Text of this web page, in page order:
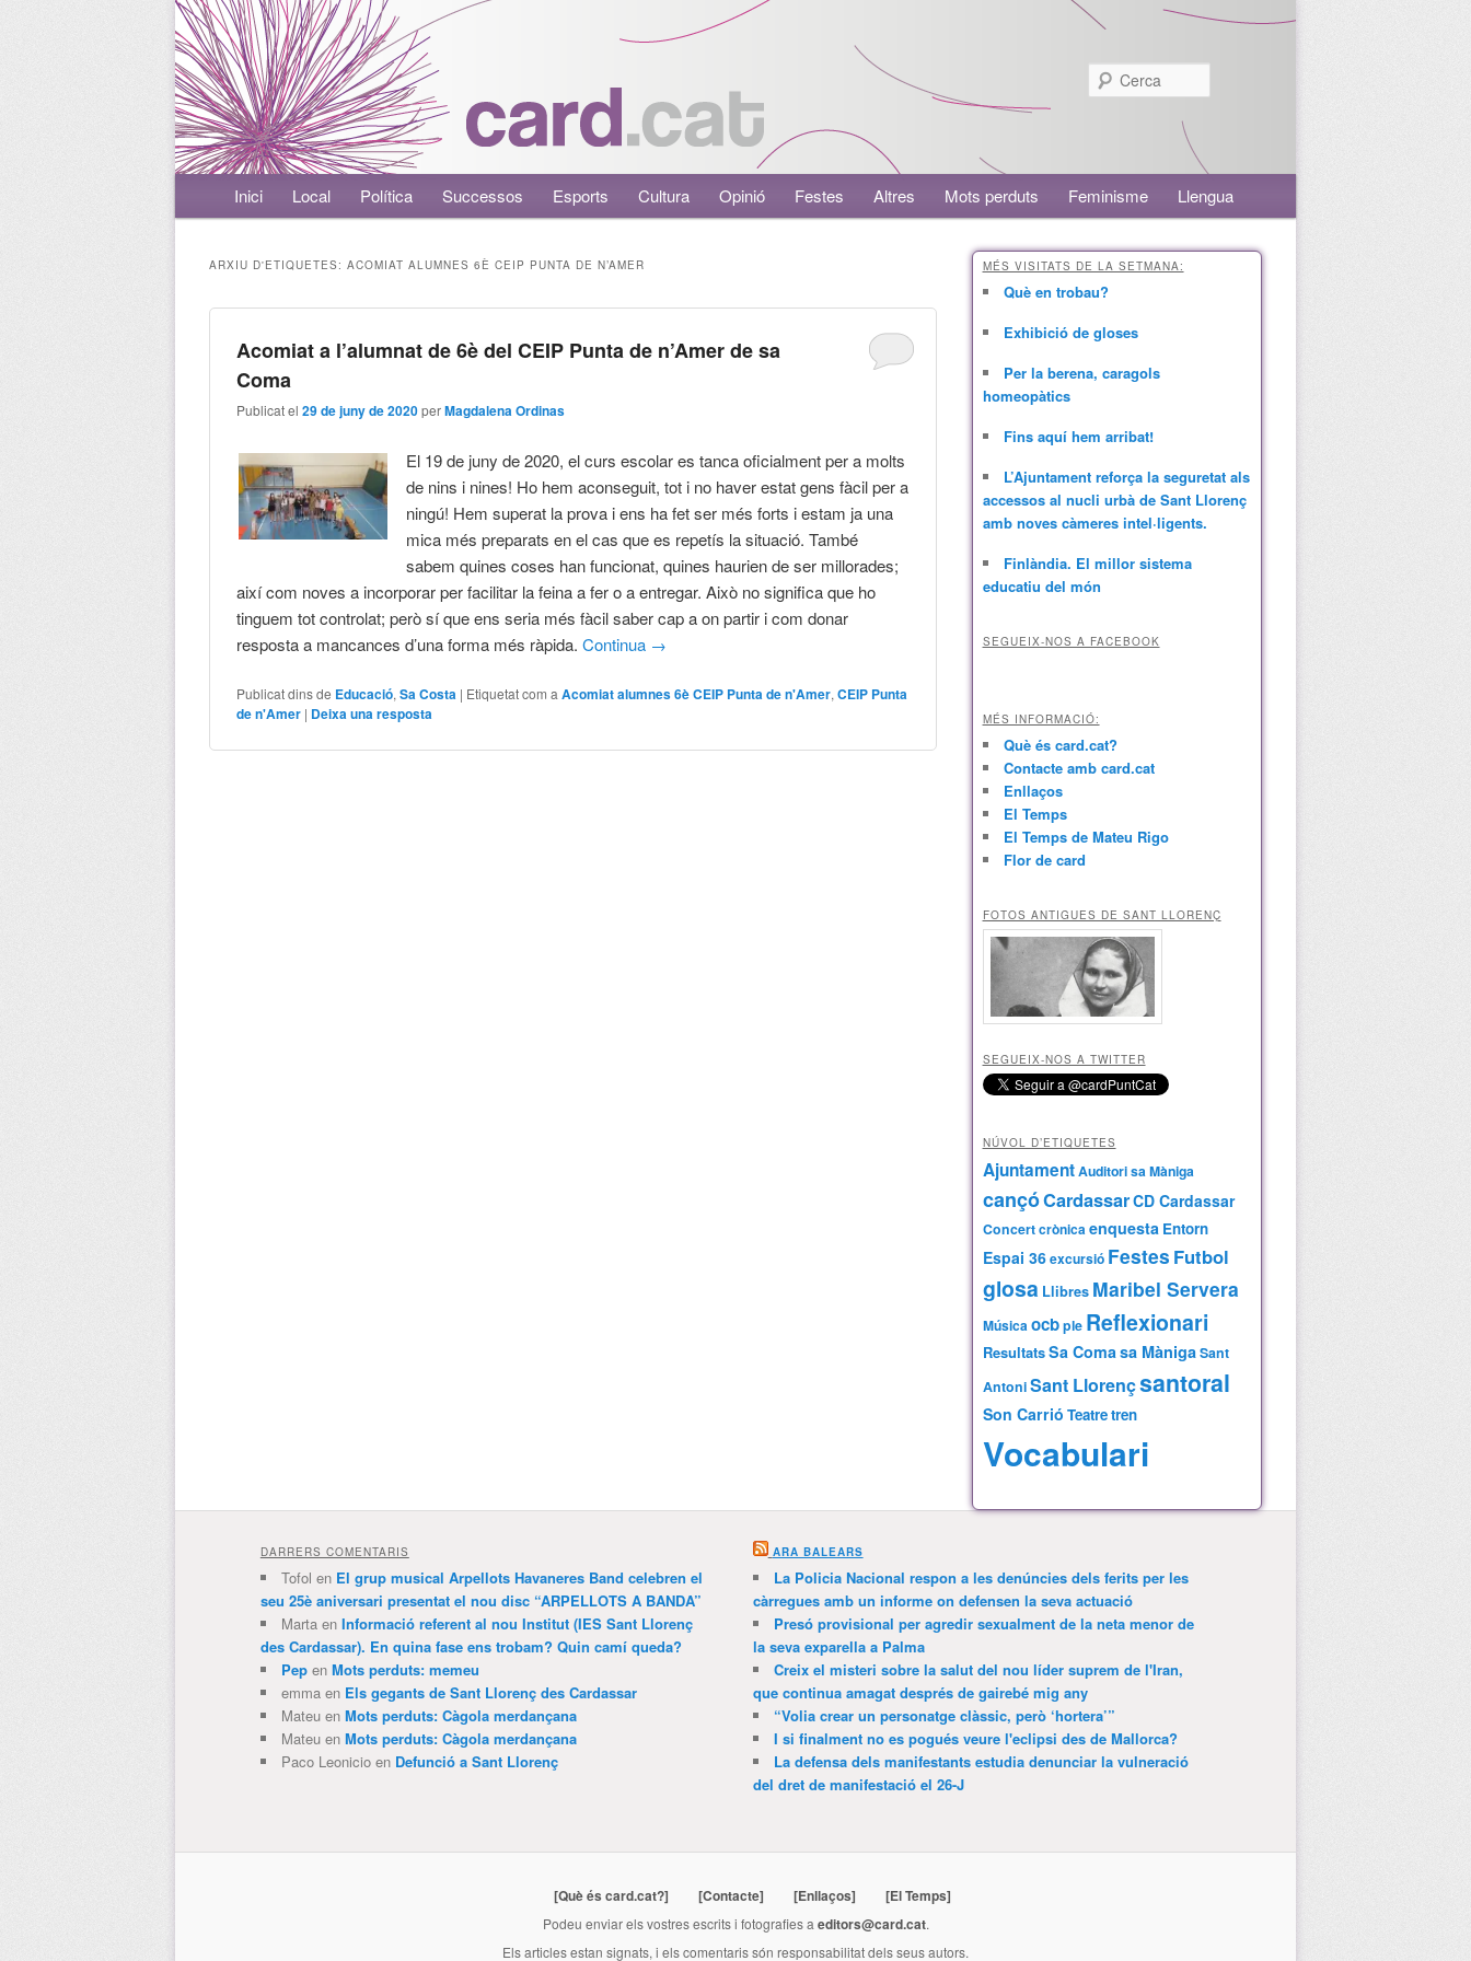
Menú principalAneu al contingut principal
Aneu al contingut secundari
Inici Local Política Successos Esports Cultura Opinió Festes Altres Mots perduts Feminisme Llengua
ARXIU D'ETIQUETES: ACOMIAT ALUMNES 6È CEIP PUNTA DE N’AMER
Acomiat a l’alumnat de 6è del CEIP Punta de n’Amer de sa
Coma
Publicat el29 de juny de 2020perMagdalena Ordinas
El 19 de juny de 2020, el curs escolar es tanca oficialment per a molts
de nins i nines! Ho hem aconseguit, tot i no haver estat gens fàcil per a
ningú! Hem superat la prova i ens ha fet ser més forts i estam ja una
mica més preparats en el cas que es repetís la situació. També
sabem quines coses han funcionat, quines haurien de ser millorades;
així com noves a incorporar per facilitar la feina a fer o a entregar. Això no significa que ho
tinguem tot controlat; però sí que ens seria més fàcil saber cap a on partir i com donar
resposta a mancances d’una forma més ràpida.Continua →
Publicat dins de Educació,Sa Costa | Etiquetat com a Acomiat alumnes 6è CEIP Punta de n'Amer,CEIP Punta
de n'Amer | Deixa una resposta
MÉS VISITATS DE LA SETMANA:
Què en trobau?
Exhibició de gloses
Per la berena, caragols
homeopàtics
Fins aquí hem arribat!
L’Ajuntament reforça la seguretat als
accessos al nucli urbà de Sant Llorenç
amb noves càmeres intel·ligents.
Finlàndia. El millor sistema
educatiu del món
SEGUEIX-NOS A FACEBOOK
MÉS INFORMACIÓ:
Què és card.cat?
Contacte amb card.cat
Enllaços
El Temps
El Temps de Mateu Rigo
Flor de card
FOTOS ANTIGUES DE SANT LLORENÇ
SEGUEIX-NOS A TWITTER
NÚVOL D’ETIQUETES
AjuntamentAuditori sa Màniga
cançóCardassarCD Cardassar
Concertcrònicaenquesta Entorn
Espai 36excursió Festes Futbol
glosa Llibres Maribel Servera
Músicaocbple Reflexionari
ResultatsSa Comasa MànigaSant
AntoniSant Llorençsantoral
Son Carrió Teatretren
Vocabulari
DARRERS COMENTARIS
Tofol en El grup musical Arpellots Havaneres Band celebren el
seu 25è aniversari presentat el nou disc “ARPELLOTS A BANDA”
Martaen Informació referent al nou Institut (IES Sant Llorenç
des Cardassar). En quina fase ens trobam? Quin camí queda?
Pepen Mots perduts: memeu
emmaen Els gegants de Sant Llorenç des Cardassar
Mateuen Mots perduts: Càgola merdançana
Mateuen Mots perduts: Càgola merdançana
Paco Leonicioen Defunció a Sant Llorenç
ARA BALEARS
La Policia Nacional respon a les denúncies dels ferits per les
càrregues amb un informe on defensen la seva actuació
Presó provisional per agredir sexualment de la neta menor de
la seva exparella a Palma
Creix el misteri sobre la salut del nou líder suprem de l'Iran,
que continua amagat després de gairebé mig any
“Volia crear un personatge clàssic, però ‘hortera’”
I si finalment no es pogués veure l'eclipsi des de Mallorca?
La defensa dels manifestants estudia denunciar la vulneració
del dret de manifestació el 26-J
[Què és card.cat?] [Contacte] [Enllaços] [El Temps]
Podeu enviar els vostres escrits i fotografies a editors@card.cat.
Els articles estan signats, i els comentaris són responsabilitat dels seus autors.